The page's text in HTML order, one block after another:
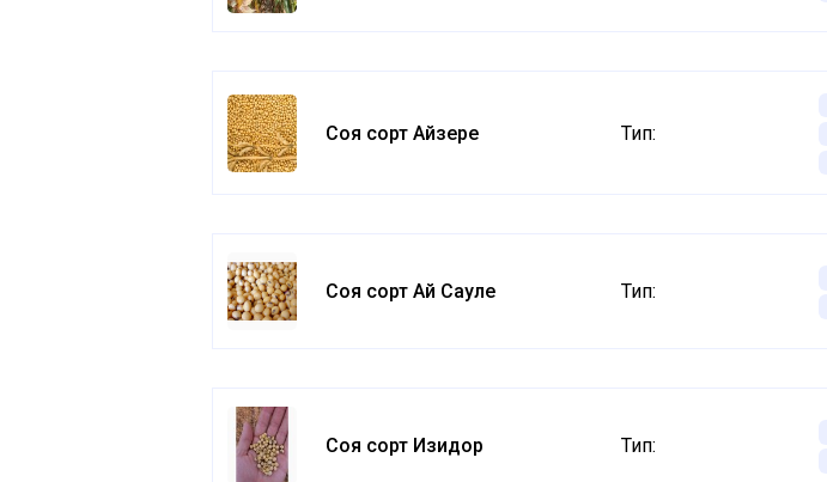
Соя сорт Айзере Тип:
Соя сорт Ай Сауле Тип:
Соя сорт Изидор Тип: